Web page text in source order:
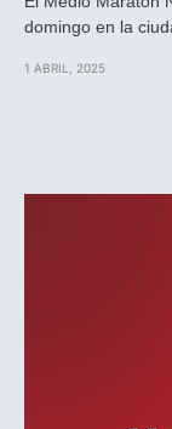
domingo en la
1 ABRIL, 2025